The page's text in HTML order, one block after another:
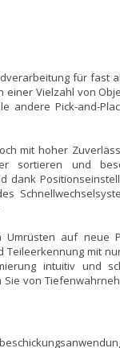
für fast
Vielzahl von
Pick-and-
mit hoher
sortieren und
dank
auf neue
Teileerkennung mit
intuitiv und
von